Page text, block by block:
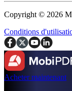
Copyright © 2026
Conditions
Acheter maintenant